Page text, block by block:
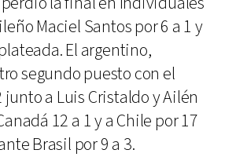
Maciel Santos por 6 a 1 y
El argentino,
segundo puesto con el
junto a Luis Cristaldo y Ailén
12 a 1 y a Chile por 17
Brasil por 9 a 3.